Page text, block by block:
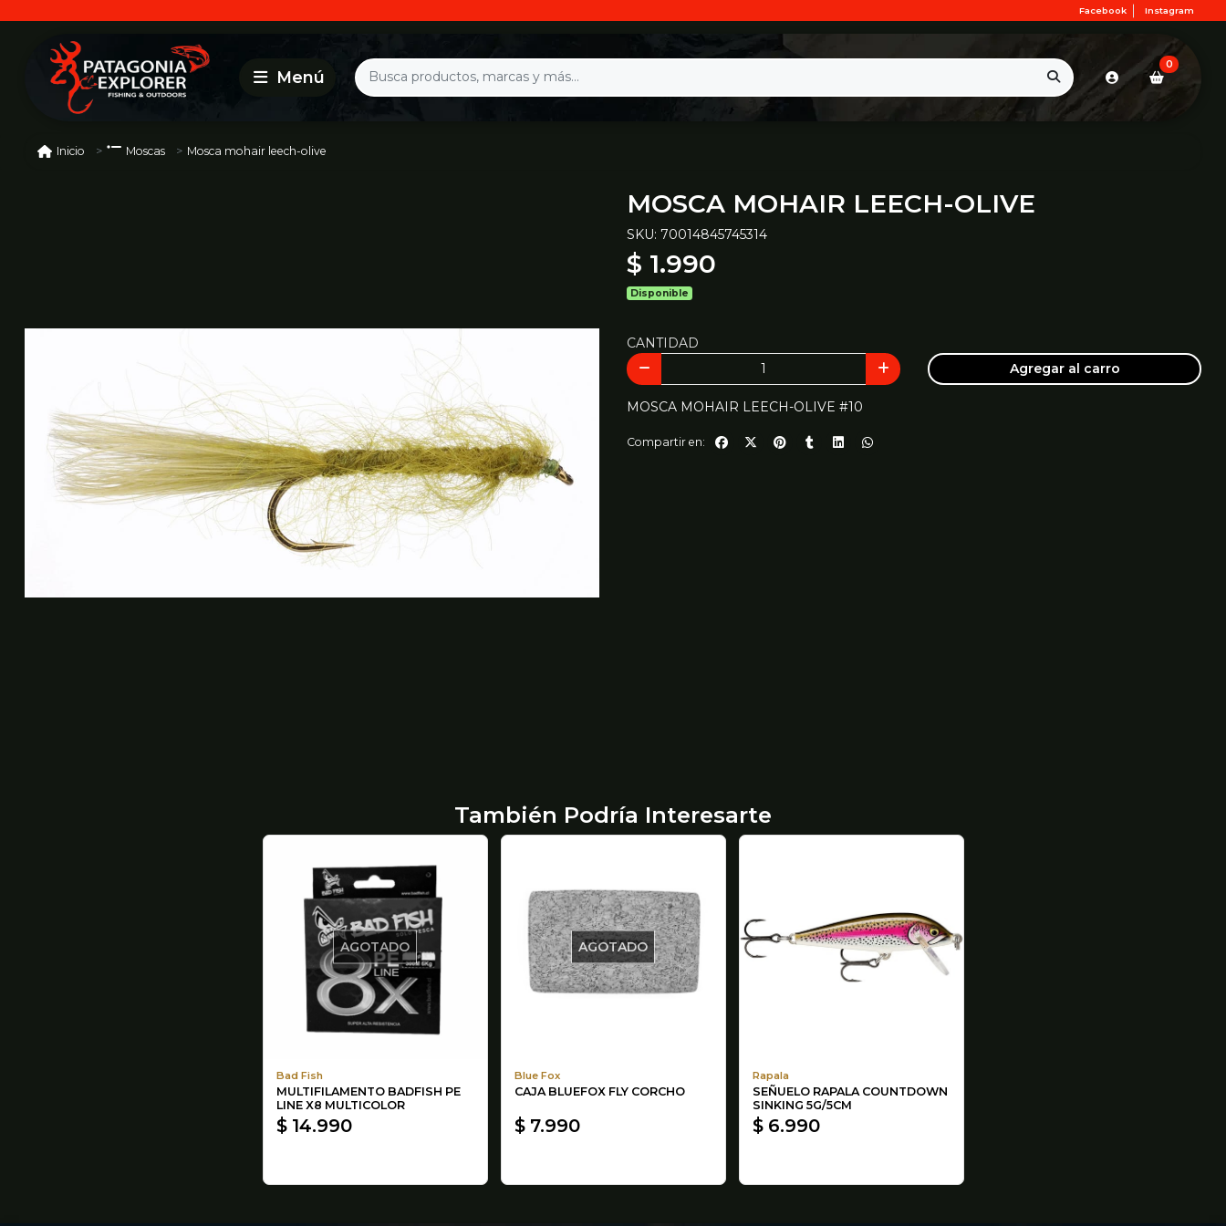
Facebook Instagram
0
Inicio Moscas Mosca mohair leech-olive
MOSCA MOHAIR LEECH-OLIVE
SKU: 70014845745314
$ 1.990
Disponible
CANTIDAD
Agregar al carro
MOSCA MOHAIR LEECH-OLIVE #10
Compartir en:
También Podría Interesarte
AGOTADO
Bad Fish
MULTIFILAMENTO BADFISH PE
LINE X8 MULTICOLOR
$ 14.990
AGOTADO
Blue Fox
CAJA BLUEFOX FLY CORCHO
$ 7.990
Rapala
SEÑUELO RAPALA COUNTDOWN
SINKING 5G/5CM
$ 6.990